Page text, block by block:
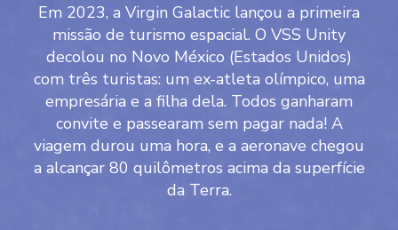
Em 2023, a Virgin Galactic lançou a primeira
missão de turismo espacial. O VSS Unity
decolou no Novo México (Estados Unidos)
com três turistas: um ex-atleta olímpico, uma
empresária e a filha dela. Todos ganharam
convite e passearam sem pagar nada! A
viagem durou uma hora, e a aeronave chegou
a alcançar 80 quilômetros acima da superfície
da Terra.